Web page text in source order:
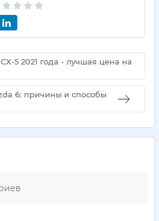
5 2021 года - лучшая цена на
6: причины и способы